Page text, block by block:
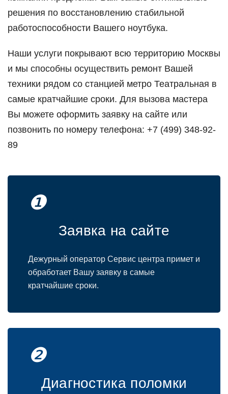
решения по восстановлению стабильной
работоспособности Вашего ноутбука.
Наши услуги покрывают всю территорию Москвы
и мы способны осуществить ремонт Вашей
техники рядом со станцией метро Театральная в
самые кратчайшие сроки. Для вызова мастера
Вы можете оформить заявку на сайте или
позвонить по номеру телефона: +7 (499) 348-92-
89
❶
Заявка на сайте
Дежурный оператор Сервис центра примет и
обработает Вашу заявку в самые
кратчайшие сроки.
❷
Диагностика поломки